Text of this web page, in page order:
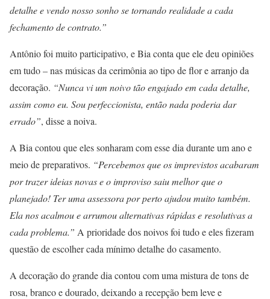
detalhe e vendo nosso sonho se tornando realidade a cada
fechamento de contrato.”
Antônio foi muito participativo, e Bia conta que ele deu opiniões
em tudo – nas músicas da cerimônia ao tipo de flor e arranjo da
decoração. “Nunca vi um noivo tão engajado em cada detalhe,
assim como eu. Sou perfeccionista, então nada poderia dar
errado”, disse a noiva.
A Bia contou que eles sonharam com esse dia durante um ano e
meio de preparativos. “Percebemos que os imprevistos acabaram
por trazer ideias novas e o improviso saiu melhor que o
planejado! Ter uma assessora por perto ajudou muito também.
Ela nos acalmou e arrumou alternativas rápidas e resolutivas a
cada problema.” A prioridade dos noivos foi tudo e eles fizeram
questão de escolher cada mínimo detalhe do casamento.
A decoração do grande dia contou com uma mistura de tons de
rosa, branco e dourado, deixando a recepção bem leve e